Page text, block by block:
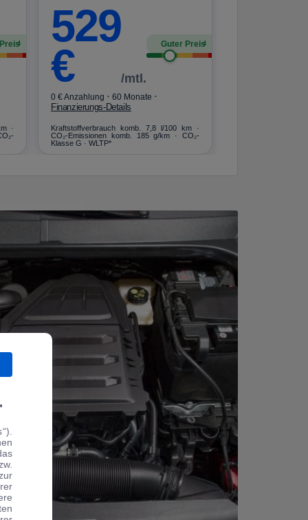
4
·
529
€ /mtl.
Guter Preis4
0 € Anzahlung · 60 Monate ·
Finanzierungs-Details
Kraftstoffverbrauch komb. 7,8 l/100 km ·
CO₂-Emissionen komb. 185 g/km · CO₂-
Klasse G · WLTP*